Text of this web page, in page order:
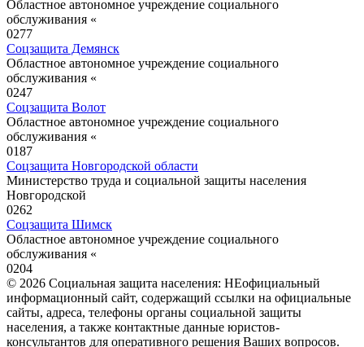
Областное автономное учреждение социального
обслуживания «
0277
Соцзащита Демянск
Областное автономное учреждение социального
обслуживания «
0247
Соцзащита Волот
Областное автономное учреждение социального
обслуживания «
0187
Соцзащита Новгородской области
Министерство труда и социальной защиты населения
Новгородской
0262
Соцзащита Шимск
Областное автономное учреждение социального
обслуживания «
0204
© 2026 Социальная защита населения: НЕофициальный
информационный сайт, содержащий ссылки на официальные
сайты, адреса, телефоны органы социальной защиты
населения, а также контактные данные юристов-
консультантов для оперативного решения Ваших вопросов.